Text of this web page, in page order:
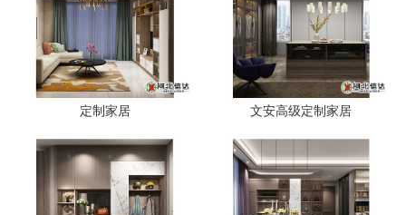
定制家居 文安高级定制家居